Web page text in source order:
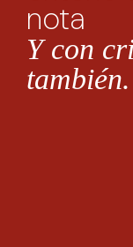
nota
Y con
también.